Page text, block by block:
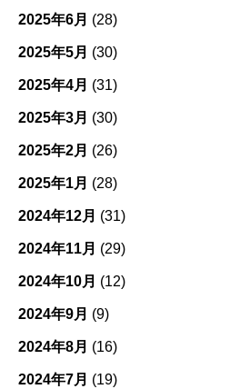
2025年6月 (28)
2025年5月 (30)
2025年4月 (31)
2025年3月 (30)
2025年2月 (26)
2025年1月 (28)
2024年12月 (31)
2024年11月 (29)
2024年10月 (12)
2024年9月 (9)
2024年8月 (16)
2024年7月 (19)